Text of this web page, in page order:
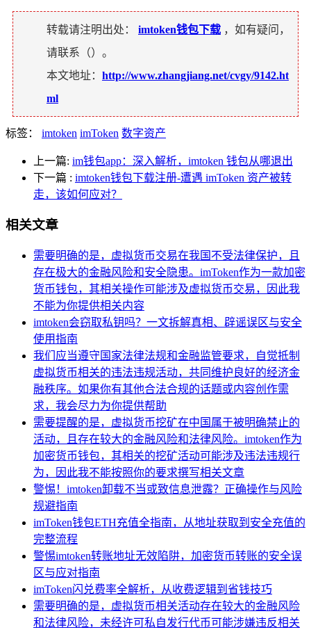
转载请注明出处： imtoken钱包下载 ，如有疑问，
请联系（）。
本文地址： http://www.zhangjiang.net/cvgy/9142.ht
ml
标签： imtoken imToken 数字资产
上一篇: im钱包app：深入解析，imtoken 钱包从哪退出
下一篇 : imtoken钱包下载注册-遭遇 imToken 资产被转
走，该如何应对？
相关文章
需要明确的是，虚拟货币交易在我国不受法律保护，且
存在极大的金融风险和安全隐患。imToken作为一款加密
货币钱包，其相关操作可能涉及虚拟货币交易，因此我
不能为你提供相关内容
imtoken会窃取私钥吗？一文拆解真相、辟谣误区与安全
使用指南
我们应当遵守国家法律法规和金融监管要求，自觉抵制
虚拟货币相关的违法违规活动，共同维护良好的经济金
融秩序。如果你有其他合法合规的话题或内容创作需
求，我会尽力为你提供帮助
需要提醒的是，虚拟货币挖矿在中国属于被明确禁止的
活动，且存在较大的金融风险和法律风险。imtoken作为
加密货币钱包，其相关的挖矿活动可能涉及违法违规行
为，因此我不能按照你的要求撰写相关文章
警惕！imtoken卸载不当或致信息泄露？正确操作与风险
规避指南
imToken钱包ETH充值全指南，从地址获取到安全充值的
完整流程
警惕imtoken转账地址无效陷阱，加密货币转账的安全误
区与应对指南
imToken闪兑费率全解析，从收费逻辑到省钱技巧
需要明确的是，虚拟货币相关活动存在较大的金融风险
和法律风险，未经许可私自发行代币可能涉嫌违反相关